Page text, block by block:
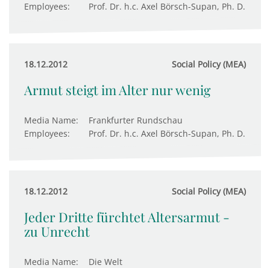
Employees:
Prof. Dr. h.c. Axel Börsch-Supan, Ph. D.
18.12.2012 Social Policy (MEA)
Armut steigt im Alter nur wenig
Media Name:
Frankfurter Rundschau
Employees:
Prof. Dr. h.c. Axel Börsch-Supan, Ph. D.
18.12.2012 Social Policy (MEA)
Jeder Dritte fürchtet Altersarmut -
zu Unrecht
Media Name:
Die Welt